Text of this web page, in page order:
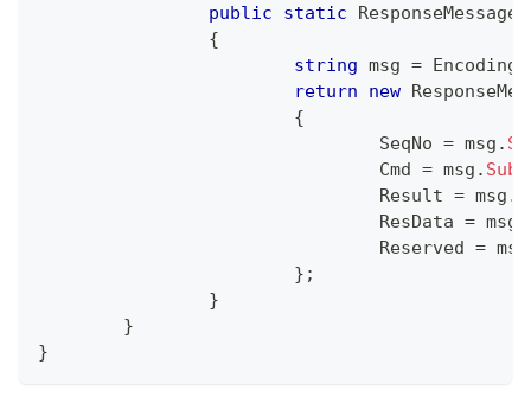
public static ResponseMessage
{
string msg = Encoding
return
new
{
				SeqNo
= msg .
				Cmd
= msg .
				Result
= msg .
				ResData
= msg
				Reserved
= msg
} ;
}
}
}